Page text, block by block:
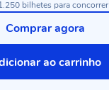
bilhetes para concorrer
ao carrinho
Comprar agora